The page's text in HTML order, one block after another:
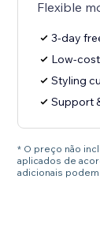
Flexible
3-day
Low-
Styling
Support
* O preço não
aplicados de
adicionais